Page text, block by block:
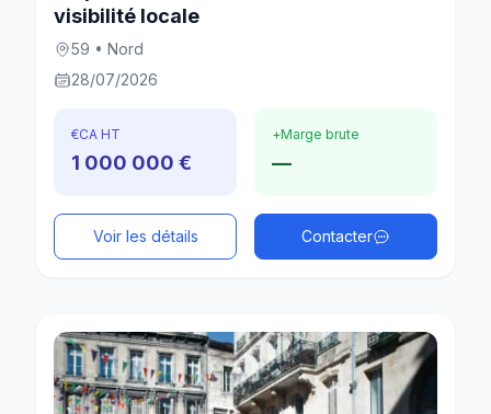
visibilité locale
59 • Nord
28/07/2026
€CA HT
1 000 000 €
+Marge brute
—
Voir les détails Contacter